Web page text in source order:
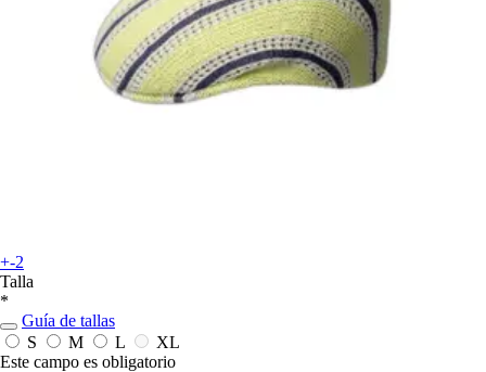
+-2
Talla
*
Guía de tallas
S
M L
XL
Este campo es obligatorio